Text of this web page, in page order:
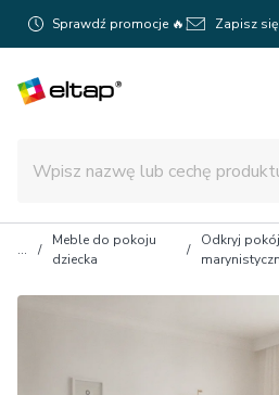
Sprawdź promocje 🔥 Zapisz
Meble do pokoju
dziecka
Odkryj